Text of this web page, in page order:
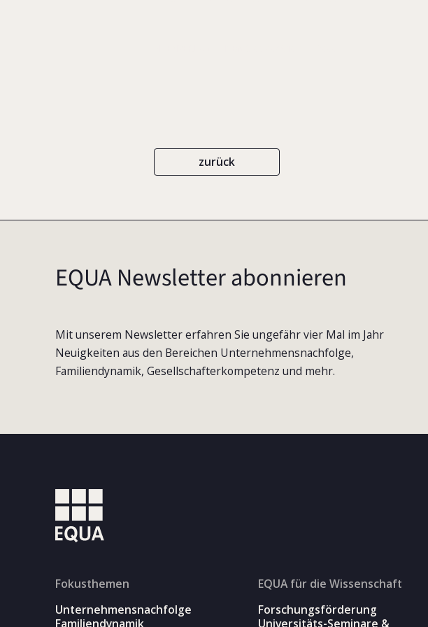
zurück
EQUA Newsletter abonnieren
Mit unserem Newsletter erfahren Sie ungefähr vier Mal im Jahr
Neuigkeiten aus den Bereichen Unternehmensnachfolge,
Familiendynamik, Gesellschafterkompetenz und mehr.
Fokusthemen
Unternehmensnachfolge
Familiendynamik
EQUA für die Wissenschaft
Forschungsförderung
Universitäts-Seminare &